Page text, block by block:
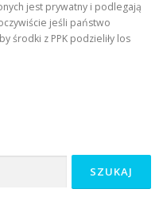
jest prywatny i podlegają
jeśli państwo
środki z PPK podzieliły los